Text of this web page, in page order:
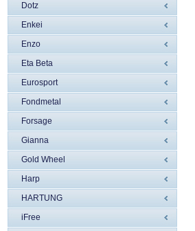
Dotz
Enkei
Enzo
Eta Beta
Eurosport
Fondmetal
Forsage
Gianna
Gold Wheel
Harp
HARTUNG
iFree